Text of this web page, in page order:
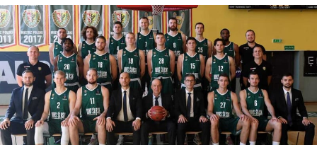
Kliknij, aby powiększyć